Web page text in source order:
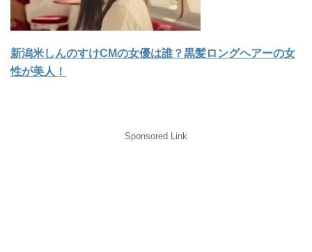
新潟米しんのすけCMの女優は誰？黒髪ロングヘアーの女
性が美人！
Sponsored Link